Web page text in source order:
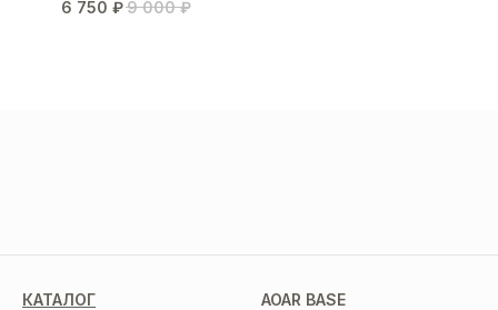
6 750 ₽9 000 ₽
КАТАЛОГ AOAR BASE